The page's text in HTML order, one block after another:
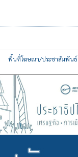
พื้นที่โฆษณา/ประชาสัมพันธ์